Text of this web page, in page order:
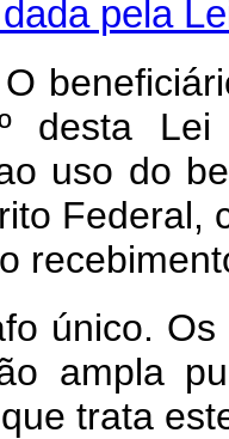
pela
desta Lei
uso do
Federal,
único.
ampla
trata